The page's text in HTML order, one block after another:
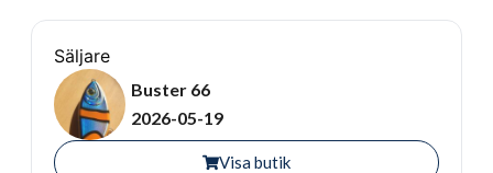
Säljare
Buster 66
2026-05-19
Visa butik